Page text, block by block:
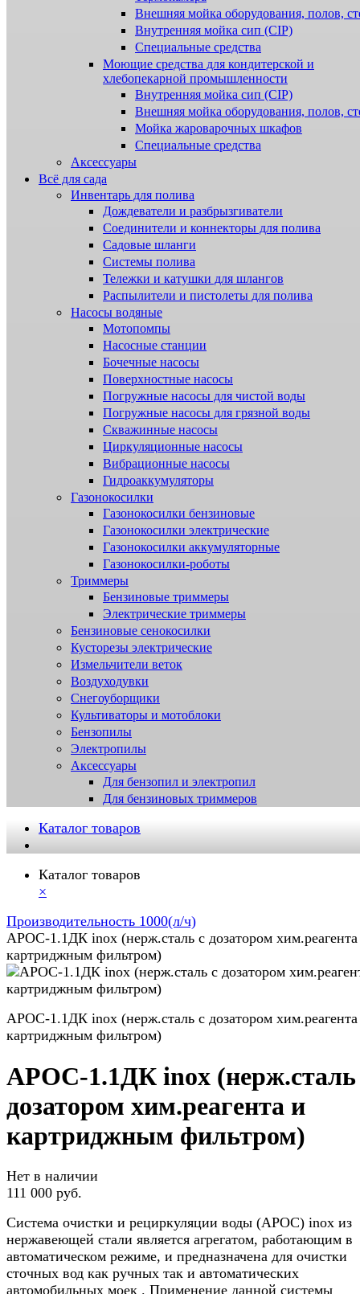
Внешняя мойка оборудования, полов,
Внутренняя мойка сип (CIP)
Специальные средства
Моющие средства для кондитерской и
хлебопекарной промышленности
Внутренняя мойка сип (CIP)
Внешняя мойка оборудования, полов,
Мойка жароварочных шкафов
Специальные средства
Аксессуары
Всё для сада
Инвентарь для полива
Дождеватели и разбрызгиватели
Соединители и коннекторы для полива
Садовые шланги
Системы полива
Тележки и катушки для шлангов
Распылители и пистолеты для полива
Насосы водяные
Мотопомпы
Насосные станции
Бочечные насосы
Поверхностные насосы
Погружные насосы для чистой воды
Погружные насосы для грязной воды
Скважинные насосы
Циркуляционные насосы
Вибрационные насосы
Гидроаккумуляторы
Газонокосилки
Газонокосилки бензиновые
Газонокосилки электрические
Газонокосилки аккумуляторные
Газонокосилки-роботы
Триммеры
Бензиновые триммеры
Электрические триммеры
Бензиновые сенокосилки
Кусторезы электрические
Измельчители веток
Воздуходувки
Снегоуборщики
Культиваторы и мотоблоки
Бензопилы
Электропилы
Аксессуары
Для бензопил и электропил
Для бензиновых триммеров
Каталог товаров
Каталог товаров
×
Производительность 1000(л/ч)
АРОС-1.1ДК inox (нерж.сталь с дозатором
картриджным фильтром)
АРОС-1.1ДК inox (нерж.сталь с дозатором
картриджным фильтром)
АРОС-1.1ДК inox (нерж.сталь
дозатором хим.реагента и
картриджным фильтром)
Нет в наличии
111 000 руб.
Система очистки и рециркуляции воды (АРОС) inox из
нержавеющей стали является агрегатом, работающим в
автоматическом режиме, и предназначена для очистки
сточных вод как ручных так и автоматических
автомобильных моек . Применение данной системы